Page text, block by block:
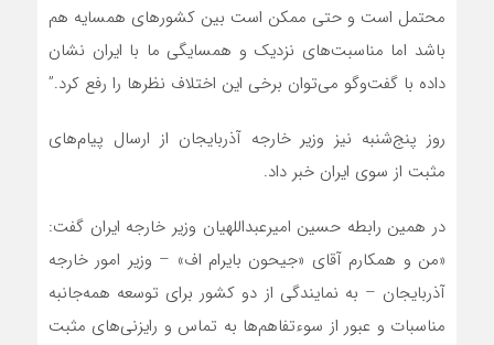
محتمل است و حتی ممکن است بین کشور‌های همسایه هم
باشد اما مناسبت‌های نزدیک و همسایگی ما با ایران نشان
داده با گفت‌وگو می‌توان برخی این اختلاف نظر‌ها را رفع کرد.”
روز پنج‌شنبه نیز وزیر خارجه آذربایجان از ارسال پیام‌های
مثبت از سوی ایران خبر داد.
در همین رابطه حسین امیرعبداللهیان وزیر خارجه ایران گفت:
«من و همکارم آقای «جیحون بایرام اف» – وزیر امور خارجه
آذربایجان – به نمایندگی از دو کشور برای توسعه همه‌جانبه
مناسبات و عبور از سوءتفاهم‌ها به تماس و رایزنی‌های مثبت